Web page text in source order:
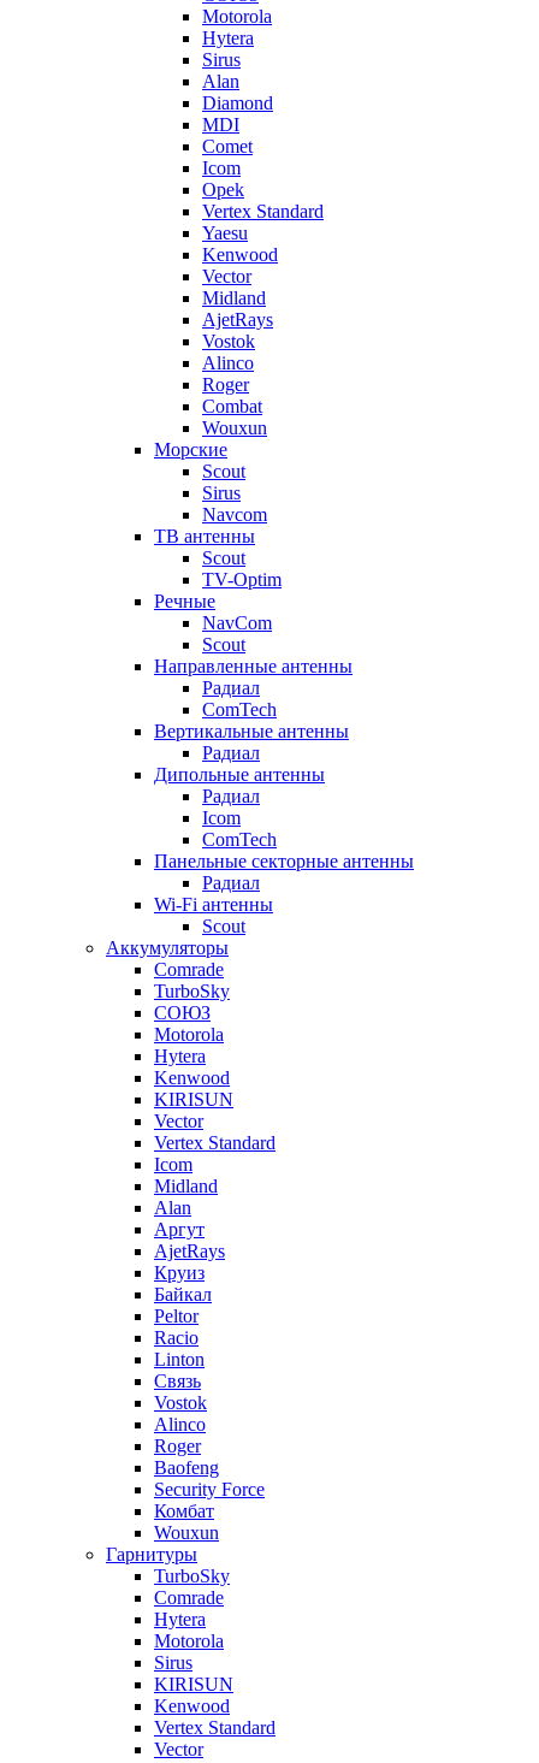
Motorola
Hytera
Sirus
Alan
Diamond
MDI
Comet
Icom
Opek
Vertex Standard
Yaesu
Kenwood
Vector
Midland
AjetRays
Vostok
Alinco
Roger
Combat
Wouxun
Морские
Scout
Sirus
Navcom
ТВ антенны
Scout
TV-Optim
Речные
NavCom
Scout
Направленные антенны
Радиал
ComTech
Вертикальные антенны
Радиал
Дипольные антенны
Радиал
Icom
ComTech
Панельные секторные антенны
Радиал
Wi-Fi антенны
Scout
Аккумуляторы
Comrade
TurboSky
СОЮЗ
Motorola
Hytera
Kenwood
KIRISUN
Vector
Vertex Standard
Icom
Midland
Alan
Аргут
AjetRays
Круиз
Байкал
Peltor
Racio
Linton
Связь
Vostok
Alinco
Roger
Baofeng
Security Force
Комбат
Wouxun
Гарнитуры
TurboSky
Comrade
Hytera
Motorola
Sirus
KIRISUN
Kenwood
Vertex Standard
Vector